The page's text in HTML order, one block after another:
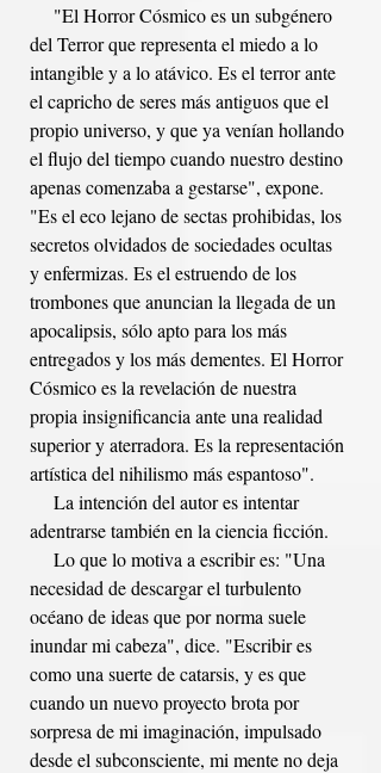
del Terror que representa el miedo a lo
intangible y a lo atávico. Es el terror ante
el capricho de seres más antiguos que el
propio universo, y que ya venían hollando
el flujo del tiempo cuando nuestro destino
apenas comenzaba a gestarse", expone.
"Es el eco lejano de sectas prohibidas, los
secretos olvidados de sociedades ocultas
y enfermizas. Es el estruendo de los
trombones que anuncian la llegada de un
apocalipsis, sólo apto para los más
entregados y los más dementes. El Horror
Cósmico es la revelación de nuestra
propia insignificancia ante una realidad
superior y aterradora. Es la representación
artística del nihilismo más espantoso".
adentrarse también en la ciencia ficción.
necesidad de descargar el turbulento
océano de ideas que por norma suele
inundar mi cabeza", dice. "Escribir es
como una suerte de catarsis, y es que
cuando un nuevo proyecto brota por
sorpresa de mi imaginación, impulsado
desde el subconsciente, mi mente no deja